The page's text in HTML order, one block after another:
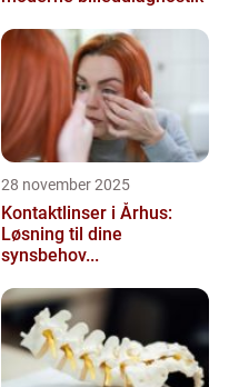
28 november 2025
Kontaktlinser i Århus:
Løsning til dine
synsbehov...